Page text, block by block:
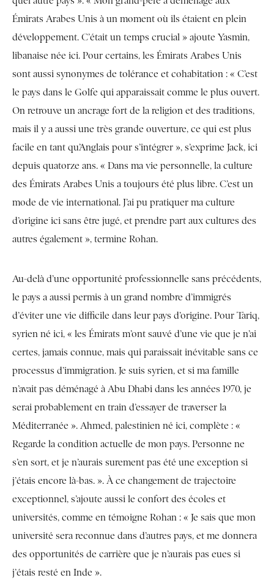
Émirats Arabes Unis à un moment où ils étaient en plein
développement. C’était un temps crucial » ajoute Yasmin,
libanaise née ici. Pour certains, les Émirats Arabes Unis
sont aussi synonymes de tolérance et cohabitation : « C’est
le pays dans le Golfe qui apparaissait comme le plus ouvert.
On retrouve un ancrage fort de la religion et des traditions,
mais il y a aussi une très grande ouverture, ce qui est plus
facile en tant qu’Anglais pour s’intégrer », s’exprime Jack, ici
depuis quatorze ans. « Dans ma vie personnelle, la culture
des Émirats Arabes Unis a toujours été plus libre. C’est un
mode de vie international. J’ai pu pratiquer ma culture
d’origine ici sans être jugé, et prendre part aux cultures des
autres également », termine Rohan.
Au-delà d’une opportunité professionnelle sans précédents,
le pays a aussi permis à un grand nombre d’immigrés
d’éviter une vie difficile dans leur pays d’origine. Pour Tariq,
syrien né ici, « les Émirats m’ont sauvé d’une vie que je n’ai
certes, jamais connue, mais qui paraissait inévitable sans ce
processus d’immigration. Je suis syrien, et si ma famille
n’avait pas déménagé à Abu Dhabi dans les années 1970, je
serai probablement en train d’essayer de traverser la
Méditerranée ». Ahmed, palestinien né ici, complète : «
Regarde la condition actuelle de mon pays. Personne ne
s’en sort, et je n’aurais surement pas été une exception si
j’étais encore là-bas. ». À ce changement de trajectoire
exceptionnel, s’ajoute aussi le confort des écoles et
universités, comme en témoigne Rohan : « Je sais que mon
université sera reconnue dans d’autres pays, et me donnera
des opportunités de carrière que je n’aurais pas eues si
j’étais resté en Inde ».